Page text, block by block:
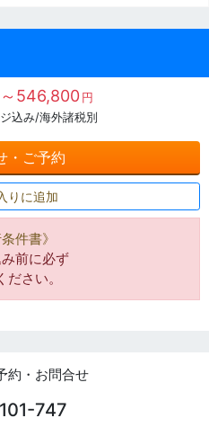
～546,800円
込み/海外諸税別
・ご予約
りに追加
件書》
前に必ず
ださい。
約・お問合せ
747